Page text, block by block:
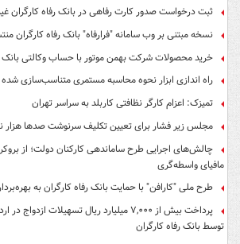
ثبت درخواست صدور کارت رفاهی در بانک رفاه کارگران
نسخه مبتنی بر وب سامانه "فرارفاه" بانک رفاه کارگران
خرید محصولات شرکت بهمن موتور با حساب وکالتی بانک
راه اندازی ابزار نحوه محاسبه مستمری متناسب‌سازی
تمیزک: اعزام کارگر نظافتی کاربلد به سراسر تهران
مجلس زیر فشار برای تعیین تکلیف سرنوشت صدها هزار
چالش‌های اجرایی طرح ساماندهی کارکنان دولت؛ از
مافیای واسطه‌گری
طرح ملی "کارافن" با حمایت بانک رفاه کارگران به
پرداخت بیش از ۷,۰۰۰ میلیارد ریال تسهیلات
توسط بانک رفاه کارگران